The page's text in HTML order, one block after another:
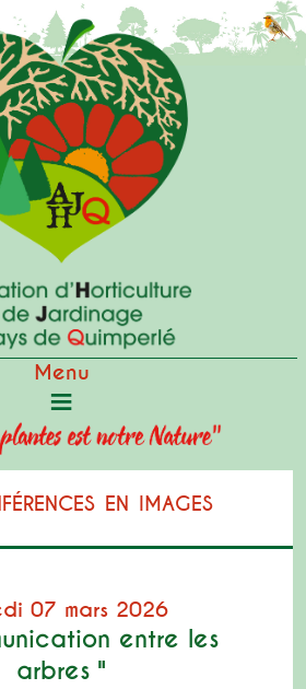
Menu
en images
07 mars 2026
entre les
arbres "